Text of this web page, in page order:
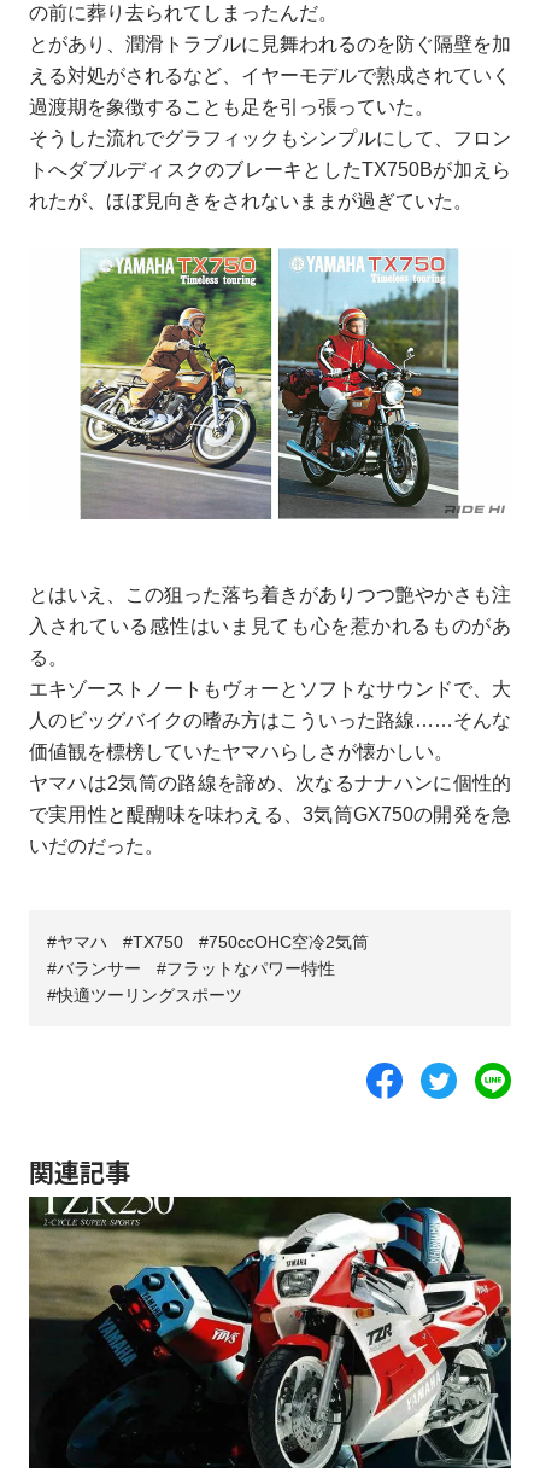
の前に葬り去られてしまったんだ。
とがあり、潤滑トラブルに見舞われるのを防ぐ隔壁を加
える対処がされるなど、イヤーモデルで熟成されていく
過渡期を象徴することも足を引っ張っていた。
そうした流れでグラフィックもシンプルにして、フロン
トへダブルディスクのブレーキとしたTX750Bが加えら
れたが、ほぼ見向きをされないままが過ぎていた。
とはいえ、この狙った落ち着きがありつつ艶やかさも注
入されている感性はいま見ても心を惹かれるものがあ
る。
エキゾーストノートもヴォーとソフトなサウンドで、大
人のビッグバイクの嗜み方はこういった路線……そんな
価値観を標榜していたヤマハらしさが懐かしい。
ヤマハは2気筒の路線を諦め、次なるナナハンに個性的
で実用性と醍醐味を味わえる、3気筒GX750の開発を急
いだのだった。
ヤマハ TX750
750ccOHC空冷2気筒
バランサー
フラットなパワー特性
快適ツーリングスポーツ
関連記事